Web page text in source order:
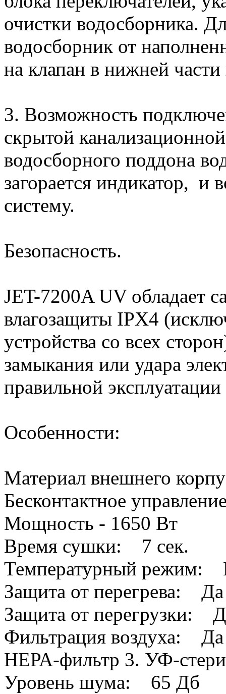
очистки водосборника.
водосборник от
на клапан в нижней
3. Возможность
скрытой
водосборного поддона
загорается индикатор, и
систему.
Безопасность.
JET-7200A UV обладает
влагозащиты IPX4
устройства со всех
замыкания или удара
правильной
Особенности:
Материал внешнего
Бесконтактное
Мощность - 1650 Вт
Время сушки: 7 сек.
Температурный режим:
Защита от перегрева: Да
Защита от перегрузки:
Фильтрация воздуха: Да
НЕРА-фильтр 3. УФ-
Уровень шума: 65 Дб